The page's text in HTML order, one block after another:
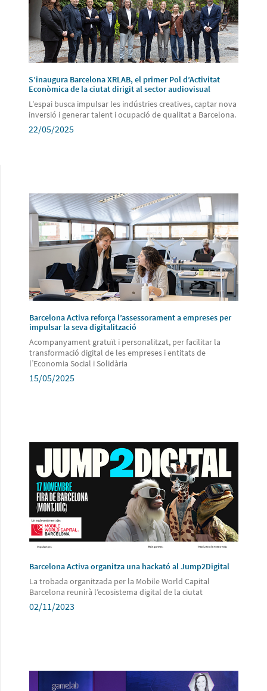
S’inaugura Barcelona XRLAB, el primer Pol d’Activitat
Econòmica de la ciutat dirigit al sector audiovisual
L'espai busca impulsar les indústries creatives, captar nova
inversió i generar talent i ocupació de qualitat a Barcelona.
22/05/2025
Barcelona Activa reforça l’assessorament a empreses per
impulsar la seva digitalització
Acompanyament gratuït i personalitzat, per facilitar la
transformació digital de les empreses i entitats de
l’Economia Social i Solidària
15/05/2025
Barcelona Activa organitza una hackató al Jump2Digital
La trobada organitzada per la Mobile World Capital
Barcelona reunirà l’ecosistema digital de la ciutat
02/11/2023